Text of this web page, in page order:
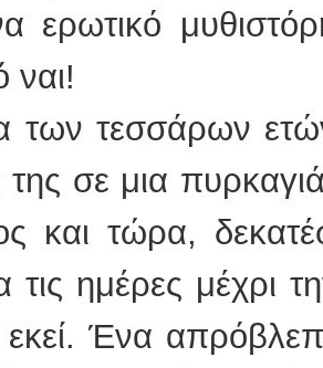
ερωτικό
ναι!
των τεσσάρων
της σε μια
και τώρα,
τις ημέρες μέχρι
Ένα